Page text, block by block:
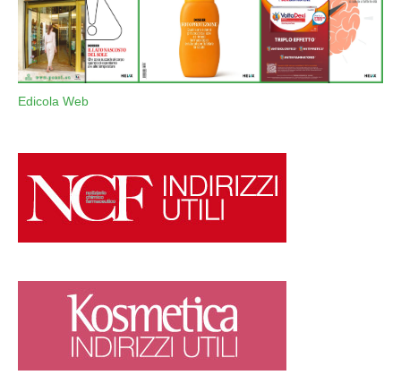
Edicola Web